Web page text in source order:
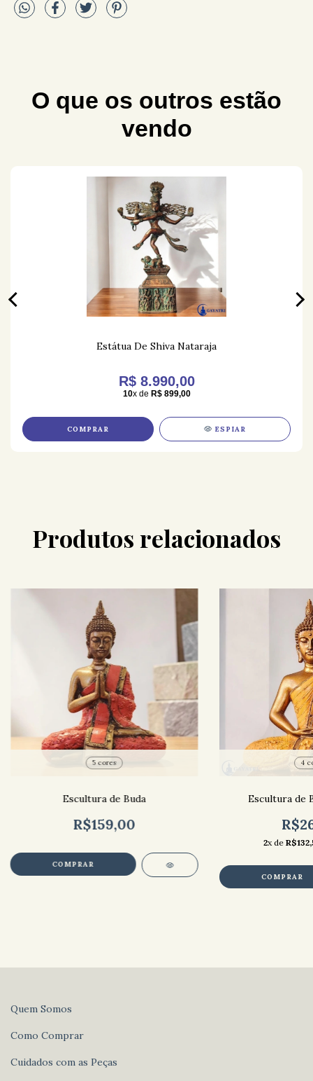
O que os outros estão
vendo
Estátua De Shiva Nataraja
R$ 8.990,00
10x de R$ 899,00
COMPRAR ESPIAR
Produtos relacionados
5 cores
Escultura de Buda
R$159,00
COMPRAR
4
Escultura de
2x de
COMPRAR
Quem Somos
Como Comprar
Cuidados com as Peças